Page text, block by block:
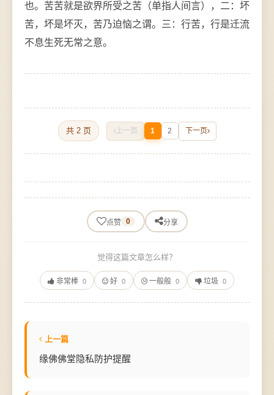
也。苦苦就是欲界所受之苦（单指人间言），二：坏
苦，坏是坏灭，苦乃迫恼之谓。三：行苦，行是迁流
不息生死无常之意。
共 2 页 上一页 1 2 下一页
点赞 0 分享
觉得这篇文章怎么样？
非常棒 0 好 0 一般般 0 垃圾 0
上一篇
缘佛佛堂隐私防护提醒